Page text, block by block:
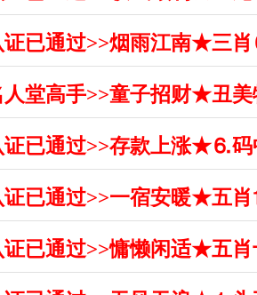
证已通过>>烟雨江南★三
人堂高手>>童子招财★丑
证已通过>>存款上涨★⒍
证已通过>>一宿安暖★五
证已通过>>慵懒闲适★五